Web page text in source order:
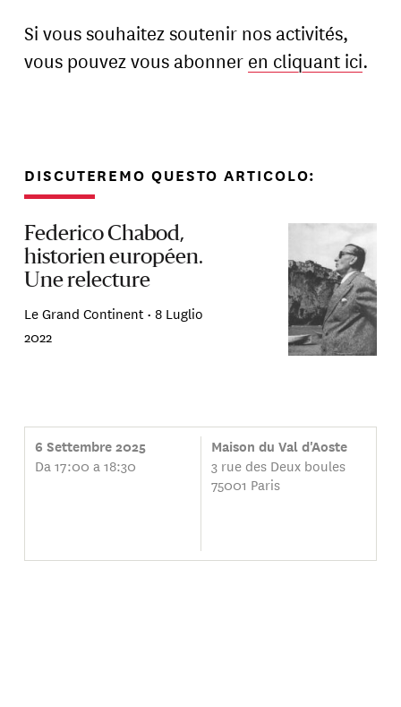
Si vous souhaitez soutenir nos activités,
vous pouvez vous abonner en cliquant ici.
DISCUTEREMO QUESTO ARTICOLO:
Federico Chabod,
historien européen.
Une relecture
Le Grand Continent • 8 Luglio
2022
6 Settembre 2025
Da 17:00 a 18:30
Maison du Val d'Aoste
3 rue des Deux boules
75001 Paris